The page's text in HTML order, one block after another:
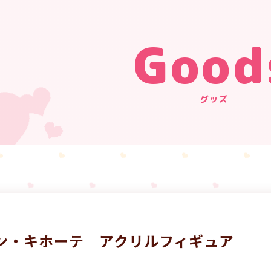
グッズ
・キホーテ アクリルフィギュア